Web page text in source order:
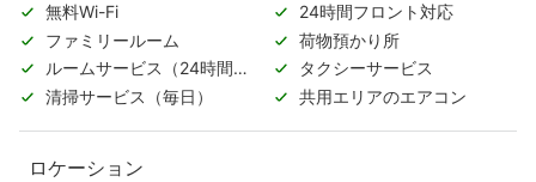
無料Wi-Fi
24時間フロント対応
ファミリールーム
荷物預かり所
ルームサービス（24時間対
応）
タクシーサービス
清掃サービス（毎日）
共用エリアのエアコン
ロケーション